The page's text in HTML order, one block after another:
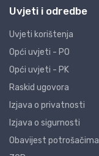
Uvjeti i odredbe
Uvjeti korištenja
Opći uvjeti - PO
Opći uvjeti - PK
Raskid ugovora
Izjava o privatnosti
Izjava o sigurnosti
Obavijest potrošačima